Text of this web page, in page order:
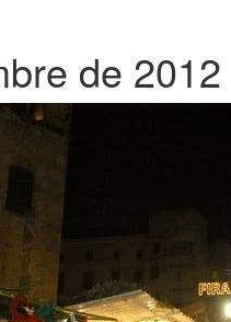
de 2012